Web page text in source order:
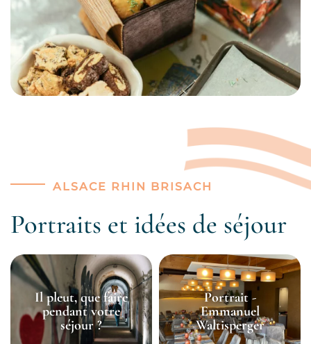
ALSACE RHIN BRISACH
Portraits et idées de séjour
Il pleut, que faire
pendant votre
séjour ?
Portrait -
Emmanuel
Waltisperger